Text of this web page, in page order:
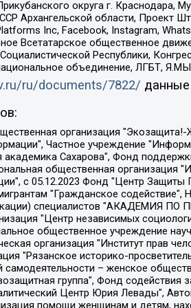
округа г.
Архангельской области, Проект
Inc, Facebook, Instagram,
Всетатарское общественное
Республики,
объединение, ЛГБТ, Я.МЫ
ru/documents/7822/ данные
"Информационно-методический центр "Анна", Фонд содействия развитию массовых коммуникаций и правовому просвещению "Так-так-Так", Фонд содействия устойчивому развитию "Серебряная тайга", Свердловский региональный общественный фонд социальных проектов "Новое время", "Idel.Реалии", Кавказ.Реалии, Крым.Реалии, Телеканал Настоящее Время, Татаро-башкирская служба Радио Свобода (Azatliq Radiosi), Радио Свободная Европа/Радио Свобода (PCE/PC), "Сибирь.Реалии", "Фактограф", Благотворительный фонд помощи осужденным и их семьям, Автономная некоммерческая организация "Институт глобализации и социальных движений", Фонд "В защиту прав заключенных", Частное учреждение "Центр поддержки и содействия развитию средств массовой информации", Пензенский региональный общественный благотворительный фонд "Гражданский союз", "Север.Реалии", Некоммерческая организация Фонд "Правовая инициатива", Общество с ограниченной ответственностью "Радио Свободная Европа/Радио Свобода", Чешское информационное агентство "MEDIUM-ORIENT", Красноярская региональная общественная организация "Мы против СПИДа", Камалягин Денис Николаевич, Маркелов Сергей Евгеньевич, Пономарев Лев Александрович, Савицкая Людмила Алексеевна, Автономная некоммерческая организация "Центр по работе с проблемой насилия "НАСИЛИЮ.НЕТ", Межрегиональный профессиональный союз работников здравоохранения "Альянс врачей", Юридическое лицо, зарегистрированное в Латвийской Республике, SIA "Medusa Project" (регистрационный номер 40103797863, дата регистрации 10.06.2014), Некоммерческая организация "Фонд по борьбе с коррупцией", Автономная некоммерческая организация "Институт права и публичной политики", Баданин Роман Сергеевич, Гликин Максим Александрович, Железнова Мария Михайловна, Лукьянова Юлия Сергеевна, Маетная Елизавета Витальевна, Маняхин Петр Борисович, Чуракова Ольга Владимировна, Ярош Юлия Петровна, Юридическое лицо "The Insider SIA", зарегистрированное в Риге, Латвийская Республика (дата регистрации 26.06.2015), являющееся администратором доменного имени интернет-издания "The Insider SIA", https://theins.ru, Постернак Алексей Евгеньевич, Рубин Михаил Аркадьевич, Анин Роман Александрович, Юридическое лицо Istories fonds,